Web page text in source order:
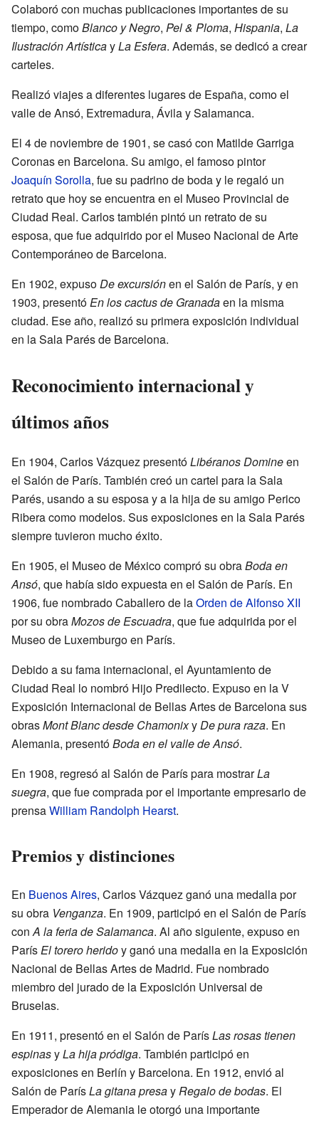
Colaboró con muchas publicaciones importantes de su
tiempo, comoBlanco y Negro, Pel & Ploma, Hispania, La
Ilustración ArtísticayLa Esfera. Además, se dedicó a crear
carteles.
Realizó viajes a diferentes lugares de España, como el
valle de Ansó, Extremadura, Ávila y Salamanca.
El 4 de noviembre de 1901, se casó con Matilde Garriga
Coronas en Barcelona. Su amigo, el famoso pintor
Joaquín Sorolla, fue su padrino de boda y le regaló un
retrato que hoy se encuentra en el Museo Provincial de
Ciudad Real. Carlos también pintó un retrato de su
esposa, que fue adquirido por el Museo Nacional de Arte
Contemporáneo de Barcelona.
En 1902, expusoDe excursiónen el Salón de París, y en
1903, presentóEn los cactus de Granadaen la misma
ciudad. Ese año, realizó su primera exposición individual
en la Sala Parés de Barcelona.
Reconocimiento internacional y
últimos años
En 1904, Carlos Vázquez presentóLibéranos Domineen
el Salón de París. También creó un cartel para la Sala
Parés, usando a su esposa y a la hija de su amigo Perico
Ribera como modelos. Sus exposiciones en la Sala Parés
siempre tuvieron mucho éxito.
En 1905, el Museo de México compró su obraBoda en
Ansó, que había sido expuesta en el Salón de París. En
1906, fue nombrado Caballero de laOrden de Alfonso XII
por su obraMozos de Escuadra, que fue adquirida por el
Museo de Luxemburgo en París.
Debido a su fama internacional, el Ayuntamiento de
Ciudad Real lo nombró Hijo Predilecto. Expuso en la V
Exposición Internacional de Bellas Artes de Barcelona sus
obrasMont Blanc desde ChamonixyDe pura raza. En
Alemania, presentóBoda en el valle de Ansó.
En 1908, regresó al Salón de París para mostrarLa
suegra, que fue comprada por el importante empresario de
prensaWilliam Randolph Hearst.
Premios y distinciones
En Buenos Aires, Carlos Vázquez ganó una medalla por
su obra Venganza. En 1909, participó en el Salón de París
conA la feria de Salamanca. Al año siguiente, expuso en
ParísEl torero heridoy ganó una medalla en la Exposición
Nacional de Bellas Artes de Madrid. Fue nombrado
miembro del jurado de la Exposición Universal de
Bruselas.
En 1911, presentó en el Salón de ParísLas rosas tienen
espinasyLa hija pródiga. También participó en
exposiciones en Berlín y Barcelona. En 1912, envió al
Salón de ParísLa gitana presayRegalo de bodas. El
Emperador de Alemania le otorgó una importante